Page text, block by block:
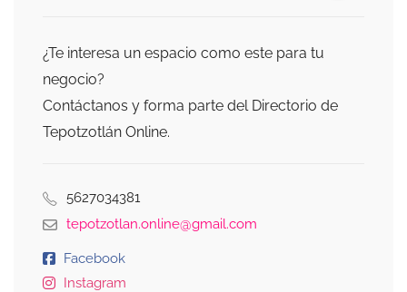
¿Te interesa un espacio como este para tu
negocio?
Contáctanos y forma parte del Directorio de
Tepotzotlán Online.
5627034381
tepotzotlan.online@gmail.com
Facebook
Instagram